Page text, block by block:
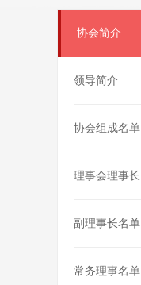
协会简介
领导简介
协会组成名单
理事会理事长
副理事长名单
常务理事名单